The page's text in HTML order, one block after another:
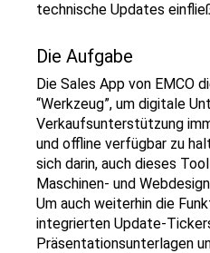
technische Updates
Die Aufgabe
Die Sales App von EMCO
“Werkzeug”, um digitale
Verkaufsunterstützung
und offline verfügbar zu
sich darin, auch dieses
Maschinen- und
Um auch weiterhin die
integrierten Update-
Präsentationsunterlagen